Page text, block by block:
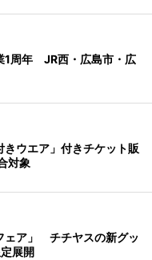
1周年 JR西・広島市・広
ウエア」付きチケット販
対象
ェア」 チチヤスの新グッ
展開